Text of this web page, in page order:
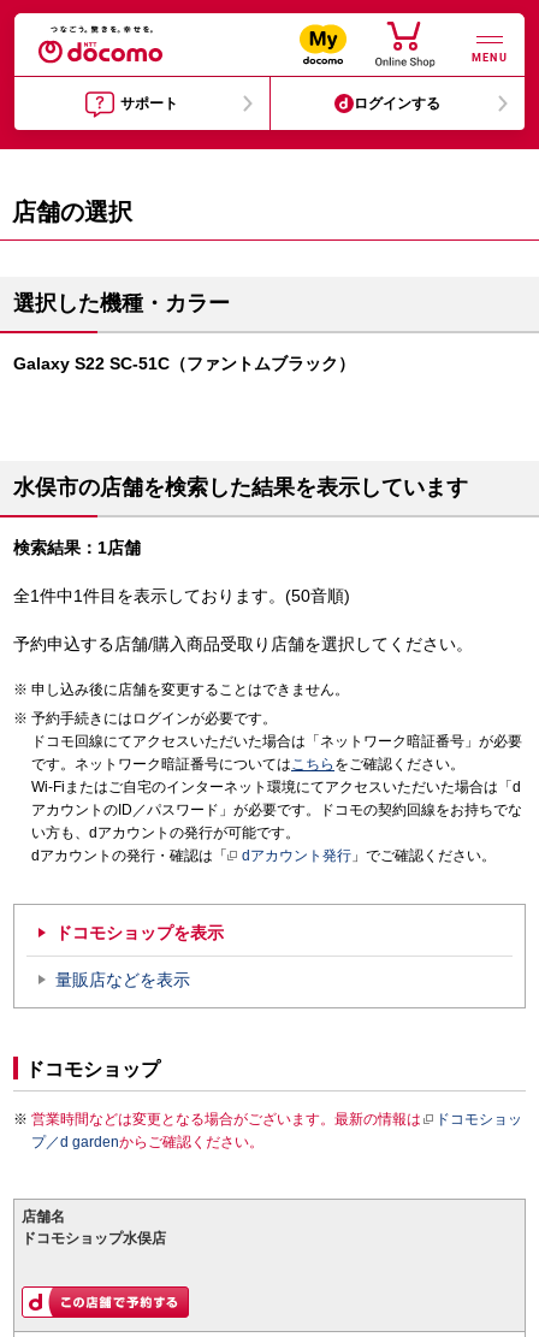
MENU
サポート ログインする
店舗の選択
選択した機種・カラー
Galaxy S22 SC-51C（ファントムブラック）
水俣市の店舗を検索した結果を表示しています
検索結果：1店舗
全1件中1件目を表示しております。(50音順)
予約申込する店舗/購入商品受取り店舗を選択してください。
申し込み後に店舗を変更することはできません。
予約手続きにはログインが必要です。
ドコモ回線にてアクセスいただいた場合は「ネットワーク暗証番号」が必要
です。ネットワーク暗証番号についてはこちら をご確認ください。
Wi-Fiまたはご自宅のインターネット環境にてアクセスいただいた場合は「d
アカウントのID／パスワード」が必要です。ドコモの契約回線をお持ちでな
い方も、dアカウントの発行が可能です。
dアカウントの発行・確認は「
dアカウント発行 」でご確認ください。
ドコモショップを表示
量販店などを表示
ドコモショップ
営業時間などは変更となる場合がございます。最新の情報は
ドコモショッ
プ／d gardenからご確認ください。
店舗名
ドコモショップ水俣店